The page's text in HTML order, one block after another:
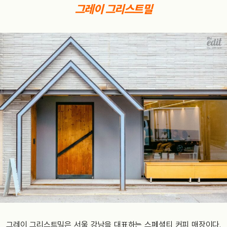
그레이 그리스트밀
그레이 그리스트밀은 서울 강남을 대표하는 스페셜티 커피 매장이다.